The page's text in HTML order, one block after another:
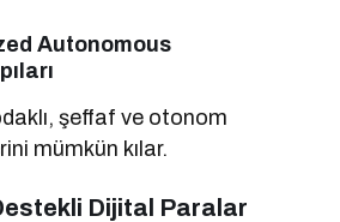
Autonomous
şeffaf ve otonom
mümkün kılar.
Dijital Paralar